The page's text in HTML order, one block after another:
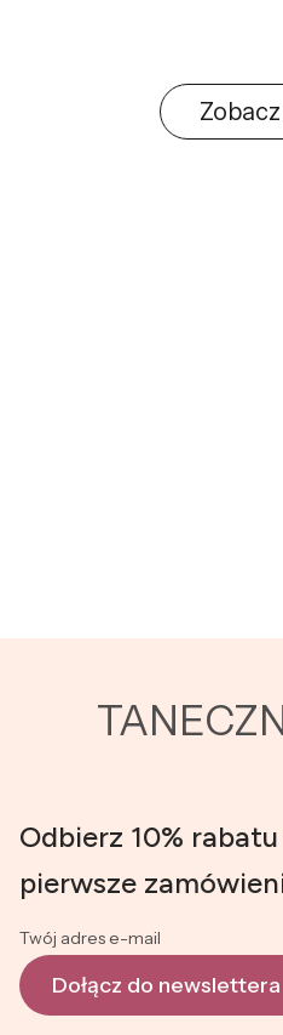
Odbierz 10%
pierwsze
Twój adres e-mail
Dołącz do newslettera